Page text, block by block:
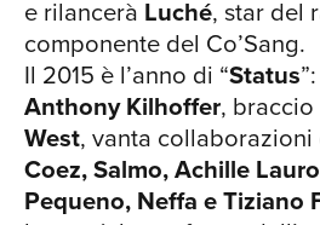
rapporto tra la propria vita
quella pubblica. Con “Noi,
Marracash sembra
trasformazione. Presenta
maturi, con un linguaggio
ambizioso, per una
e rilancerà Luché, star del
componente del Co’Sang.
Il 2015 è l’anno di “Status
Anthony Kilhoffer,
West, vanta collaborazioni
Coez, Salmo, Achille
Pequeno, Neffa e Tiziano